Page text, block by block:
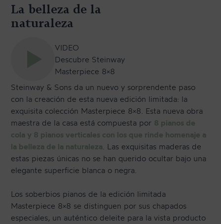
TRANSPORTE Y ALMACENAJE
MANTENIMIENTO Y TASACIÓN
SISTEMA SILENT
RESTAURACIÓN
NOSOTROS
HISTORIA
EQUIPO
MEDIOS
SHOWROOMS
BLOG
La belleza de la
naturaleza
VIDEO
Descubre Steinway
Masterpiece 8×8
Steinway & Sons da un nuevo y sorprendente paso
con la creación de esta nueva edición limitada: la
exquisita colección Masterpiece 8×8. Esta nueva obra
maestra de la casa está compuesta por 8 pianos de
cola y 8 pianos verticales con los que rinde homenaje a
la belleza de la naturaleza. Las exquisitas maderas de
estas piezas únicas no se han querido ocultar bajo una
elegante superficie blanca o negra.
Los soberbios pianos de la edición limitada
Masterpiece 8×8 se distinguen por sus chapados
especiales, un auténtico deleite para la vista producto